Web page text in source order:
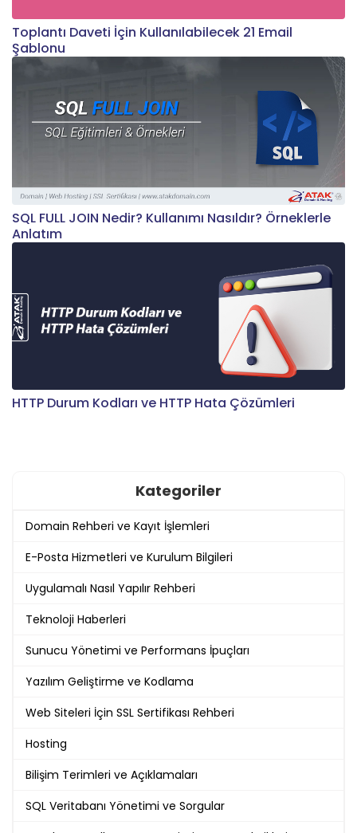
Toplantı Daveti İçin Kullanılabilecek 21 Email
Şablonu
SQL FULL JOIN Nedir? Kullanımı Nasıldır? Örneklerle
Anlatım
HTTP Durum Kodları ve HTTP Hata Çözümleri
Kategoriler
Domain Rehberi ve Kayıt İşlemleri
E-Posta Hizmetleri ve Kurulum Bilgileri
Uygulamalı Nasıl Yapılır Rehberi
Teknoloji Haberleri
Sunucu Yönetimi ve Performans İpuçları
Yazılım Geliştirme ve Kodlama
Web Siteleri İçin SSL Sertifikası Rehberi
Hosting
Bilişim Terimleri ve Açıklamaları
SQL Veritabanı Yönetimi ve Sorgular